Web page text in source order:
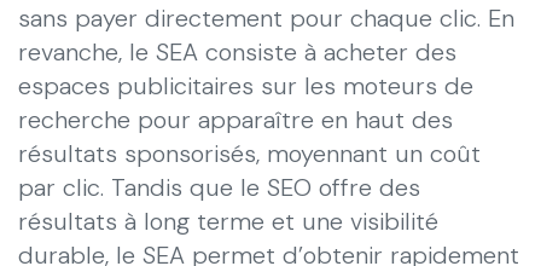
sans payer directement pour chaque clic. En
revanche, le SEA consiste à acheter des
espaces publicitaires sur les moteurs de
recherche pour apparaître en haut des
résultats sponsorisés, moyennant un coût
par clic. Tandis que le SEO offre des
résultats à long terme et une visibilité
durable, le SEA permet d’obtenir rapidement